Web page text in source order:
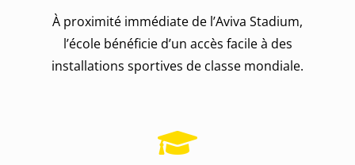
À proximité immédiate de l’Aviva Stadium,
l’école bénéficie d’un accès facile à des
installations sportives de classe mondiale.